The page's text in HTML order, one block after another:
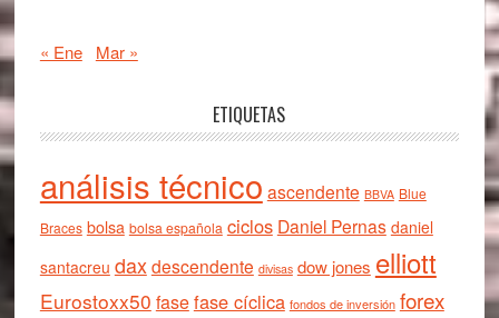
« Ene Mar »
ETIQUETAS
análisis técnico ascendente BBVA Blue
Braces bolsa bolsa española ciclos Daniel Pernas daniel
santacreu daxdescendente divisas dow jones elliott
Eurostoxx50 fasefase cíclica fondos de inversión forex